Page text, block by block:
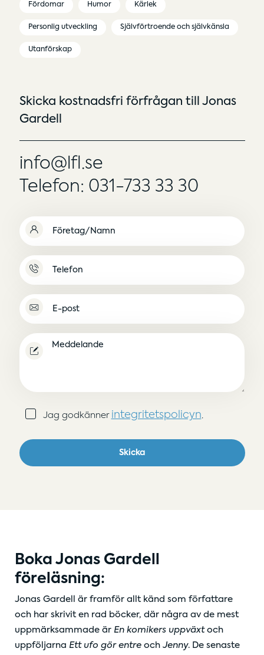
Fördomar Humor Kärlek
Personlig utveckling Självförtroende och självkänsla
Utanförskap
Skicka kostnadsfri förfrågan till Jonas
Gardell
info@lfl.se
Telefon: 031-733 33 30
Namn
(Obligatoriskt)
Namnlös
E-
post
(Obligatoriskt)
Meddelande
Samtycke
Jag godkänner integritetspolicyn
Skicka
Boka Jonas Gardell
föreläsning:
Jonas Gardell är framför allt känd som författare
och har skrivit en rad böcker, där några av de mest
uppmärksammade är En komikers uppväxtoch
uppföljarna Ett ufo gör entre och Jenny. De senaste